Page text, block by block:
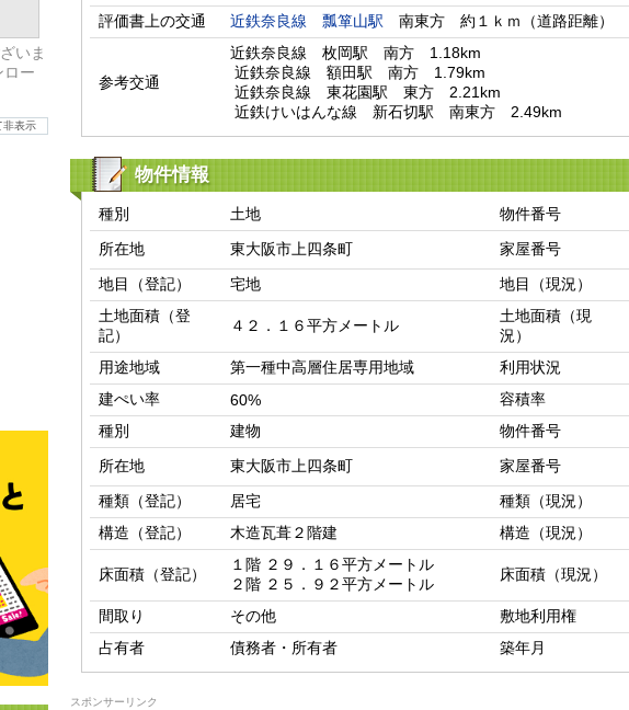
いま
ロー
非表示
評価書上の交通
近鉄奈良線 瓢箪山駅 南東方　約１ｋｍ（道路距離）
参考交通
近鉄奈良線　枚岡駅　南方　1.18km
近鉄けいはんな線　新石切駅　南東方　2.49km
物件情報
種別 土地 物件番号
所在地
東大阪市上四条町
家屋番号
地目（登記）
宅地
地目（現況）
土地面積（登
記）
４２．１６平方メートル
土地面積（現
況）
用途地域
第一種中高層住居専用地域
利用状況
建ぺい率
60% 容積率
種別
建物 物件番号
所在地
東大阪市上四条町
家屋番号
種類（登記）
居宅
種類（現況）
構造（登記）
木造瓦葺２階建 構造（現況）
床面積（登記）
１階 ２９．１６平方メートル
２階 ２５．９２平方メートル
床面積（現況）
間取り その他 敷地利用権
占有者
債務者・所有者 築年月
スポンサーリンク